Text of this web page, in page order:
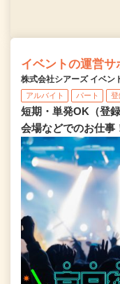
イベントの運営サ
株式会社シアーズ イベン
アルバイト パート 登
短期・単発OK（登
会場などでのお仕事